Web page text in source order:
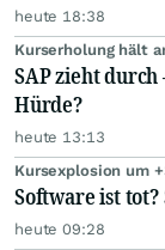
heute 18:38
Kurserholung hält
SAP zieht
Hürde?
heute 13:13
Kursexplosion um
Software ist tot?
heute 09:28